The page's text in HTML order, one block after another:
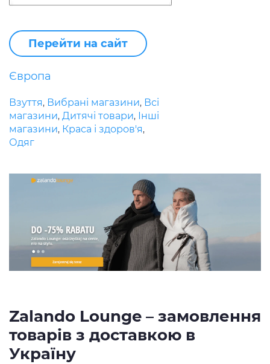
Перейти на сайт
Європа
Взуття, Вибрані магазини, Всі
магазини, Дитячі товари, Інші
магазини, Краса і здоров'я,
Одяг
Zalando Lounge – замовлення
товарів з доставкою в
Україну